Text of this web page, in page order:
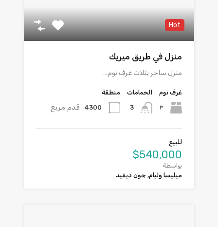
Hot
منزل في طريق ميريك
منزل ساحر بثلاث غرف نوم…
غرف نوم
٣
الحمامات
3
منطقة
4300 قدم مربع
للبيع
$540,000
بواسطة
ميليسا وليام, جون ديفيد